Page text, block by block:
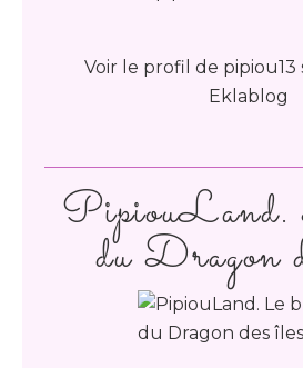
PipiouLand.
du Dragon
Voir le profil de pipiou13
Eklablog